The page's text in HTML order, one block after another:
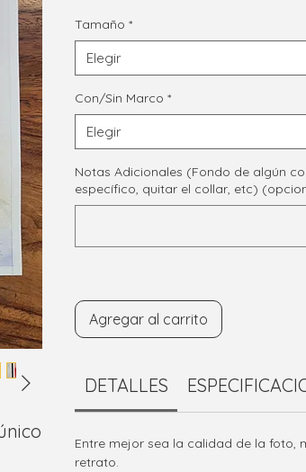
Tamaño *
Elegir
Con/Sin Marco *
Elegir
Notas Adicionales (Fondo de algún
específico, quitar el collar, etc)
Agregar al carrito
DETALLES
Entre mejor sea la calidad de la foto,
retrato.